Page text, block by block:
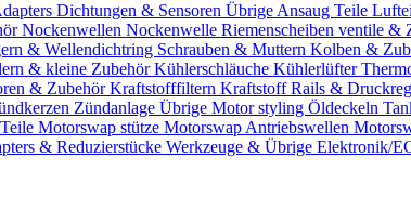
Dichtungen & Sensoren Übrige Ansaug Teile
Nockenwellen Nockenwelle Riemenscheiben ventile &
& Wellendichtring Schrauben & Muttern Kolben &
& kleine ZubehörKühlerschläuche Kühlerlüfter
& ZubehörKraftstofffiltern Kraftstoff Rails &
Zündanlage Übrige Motor styling Öldeckeln
Motorswap stütze Motorswap Antriebswellen
& Reduzierstücke Werkzeuge & Übrige Elektronik/